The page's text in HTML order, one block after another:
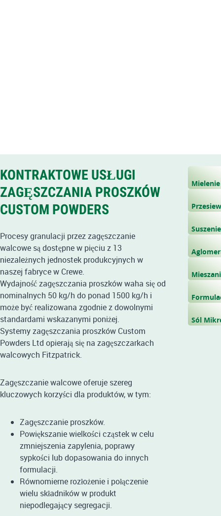
KONTRAKTOWE USŁUGI
ZAGĘSZCZANIA PROSZKÓW
CUSTOM POWDERS
Procesy granulacji przez zagęszczanie
walcowe są dostępne w pięciu z 13
niezależnych jednostek produkcyjnych w
naszej fabryce w Crewe.
Wydajność zagęszczania proszków waha się od
nominalnych 50 kg/h do ponad 1500 kg/h i
może być realizowana zgodnie z dowolnymi
standardami wskazanymi poniżej.
Systemy zagęszczania proszków Custom
Powders Ltd opierają się na zagęszczarkach
walcowych Fitzpatrick.
Zagęszczanie walcowe oferuje szereg
kluczowych korzyści dla produktów, w tym:
Zagęszczanie proszków.
Powiększanie wielkości cząstek w celu
zmniejszenia zapylenia, poprawy
sypkości lub dopasowania do innych
formulacji.
Równomierne rozłożenie i połączenie
wielu składników w produkt
niepodlegający segregacji.
Mielenie
Suszenie
Sól